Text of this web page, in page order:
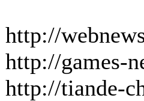
http://
http://games-
http://tiande-